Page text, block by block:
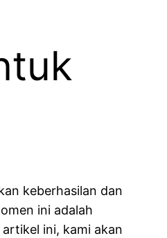
keberhasilan dan
ini adalah
ini, kami akan